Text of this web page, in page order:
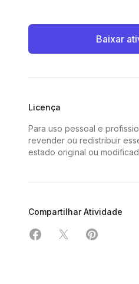
Baixar
Licença
Para uso pessoal e
revender ou redistribuir
estado original ou
Compartilhar Atividade
Compartilhar em
Compartilhar em